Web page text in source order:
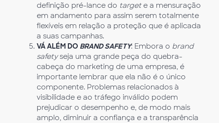
definição pré-lance do targete a mensuração
em andamento para assim serem totalmente
flexíveis em relação a proteção que é aplicada
a suas campanhas.
VÁ ALÉM DO BRAND SAFETY: Embora o brand
safetyseja uma grande peça do quebra-
cabeça do marketing de uma empresa, é
importante lembrar que ela não é o único
componente. Problemas relacionados à
visibilidade e ao tráfego inválido podem
prejudicar o desempenho e, de modo mais
amplo, diminuir a confiança e a transparência